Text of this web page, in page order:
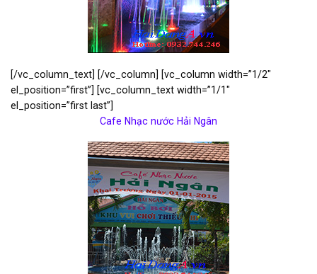
[/vc_column_text] [/vc_column] [vc_column width=”1/2″
el_position=”first”] [vc_column_text width=”1/1″
el_position=”first last”]
Cafe Nhạc nước Hải Ngân